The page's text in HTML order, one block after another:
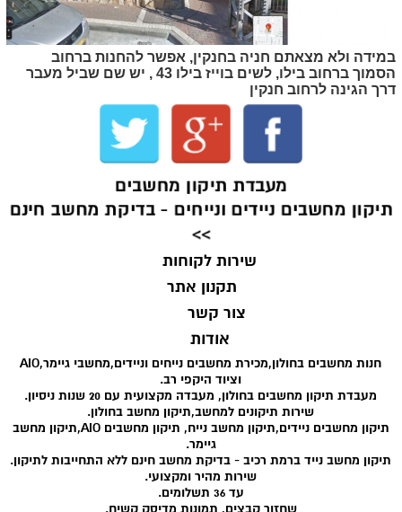
צור קשר
אודות
תקנון אתר
שירות לקוחות
חנות מחשבים בחולון,מכירת מחשבים נייחים וניידים,מחשבי גיימר,AIO
וציוד היקפי רב.
מעבדת תיקון מחשבים בחולון, מעבדה מקצועית עם 20 שנות ניסיון.
שירות תיקונים למחשב,תיקון מחשב בחולון.
תיקון מחשבים ניידים,תיקון מחשב נייח, תיקון מחשבים AIO,תיקון מחשב
גיימר.
תיקון מחשב נייד ברמת רכיב - בדיקת מחשב חינם ללא התחייבות לתיקון.
שירות מהיר ומקצועי.
עד 36 תשלומים.
שחזור קבצים, תמונות מדיסק קשיח.
מעבדת תיקון מחשבים
תיקון מחשבים ניידים ונייחים - בדיקת מחשב חינם
>>
במידה ולא מצאתם חניה בחנקין, אפשר להחנות ברחוב
הסמוך ברחוב בילו, לשים בוייז בילו 43 , יש שם שביל מעבר
דרך הגינה לרחוב חנקין